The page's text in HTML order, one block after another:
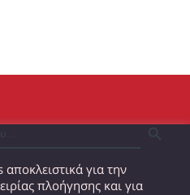
για την
πλοήγησης και για